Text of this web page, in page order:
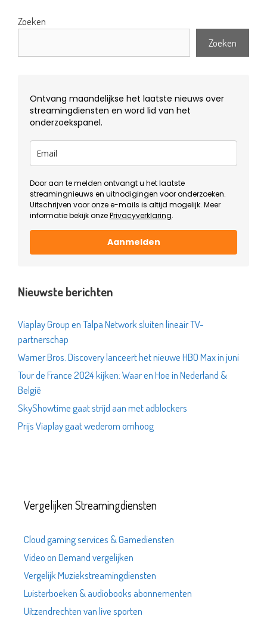
Zoeken
Zoeken
Ontvang maandelijkse het laatste nieuws over
streamingdiensten en word lid van het
onderzoekspanel.
Door aan te melden ontvangt u het laatste
streamingnieuws en uitnodigingen voor onderzoeken.
Uitschrijven voor onze e-mails is altijd mogelijk. Meer
informatie bekijk onzePrivacyverklaring.
Aanmelden
Nieuwste berichten
Viaplay Group en Talpa Network sluiten lineair TV-
partnerschap
Warner Bros. Discovery lanceert het nieuwe HBO Max in juni
Tour de France 2024 kijken: Waar en Hoe in Nederland &
België
SkyShowtime gaat strijd aan met adblockers
Prijs Viaplay gaat wederom omhoog
Vergelijken Streamingdiensten
Cloud gaming services & Gamediensten
Video on Demand vergelijken
Vergelijk Muziekstreamingdiensten
Luisterboeken & audiobooks abonnementen
Uitzendrechten van live sporten